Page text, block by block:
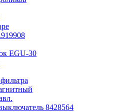
EGU-30
8428564